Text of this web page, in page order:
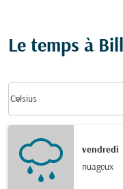
Le temps à
Celsius
keyboard_arrow_down
vendredi
nuageux